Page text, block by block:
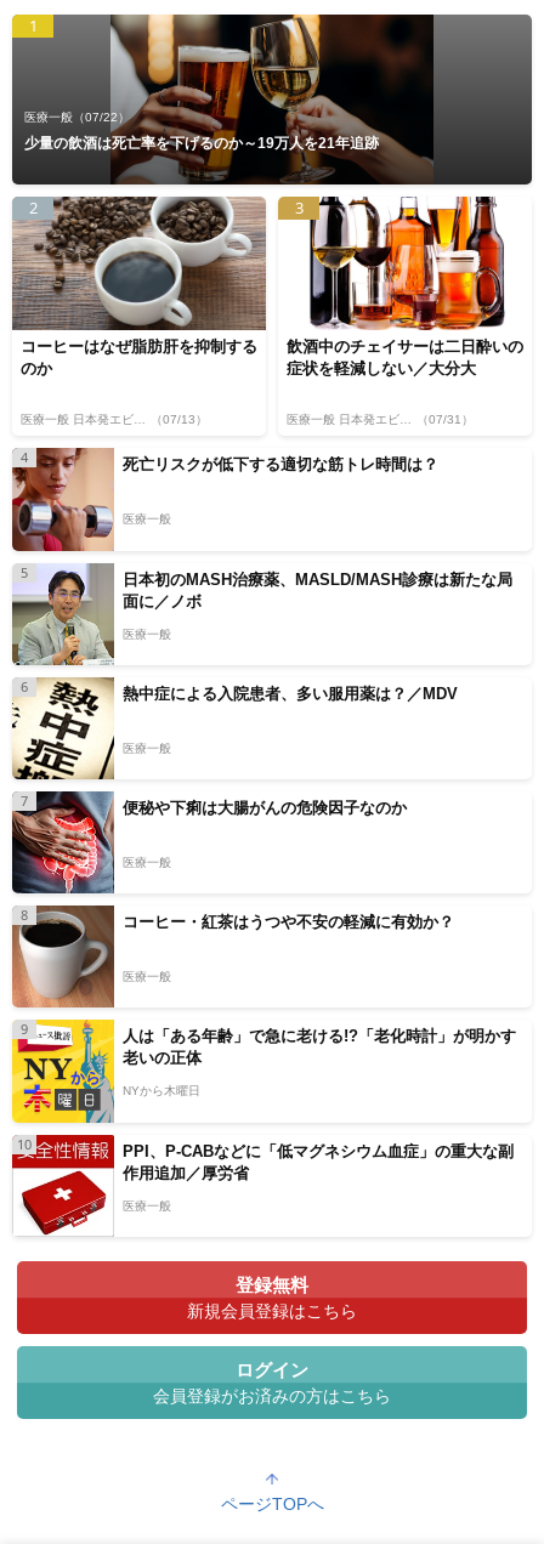
1
医療一般 （07/22）
少量の飲酒は死亡率を下げるのか～19万人を21年追跡
2
コーヒーはなぜ脂肪肝を抑制する
のか
医療一般 日本発エビデンス （07/13）
3
飲酒中のチェイサーは二日酔いの
症状を軽減しない／大分大
医療一般 日本発エビデンス （07/31）
4 死亡リスクが低下する適切な筋トレ時間は？
医療一般
5
日本初のMASH治療薬、MASLD/MASH診療は新たな局
面に／ノボ
医療一般
6 熱中症による入院患者、多い服用薬は？／MDV
医療一般
7 便秘や下痢は大腸がんの危険因子なのか
医療一般
8 コーヒー・紅茶はうつや不安の軽減に有効か？
医療一般
9
人は「ある年齢」で急に老ける!?「老化時計」が明かす
老いの正体
NYから木曜日
10
PPI、P-CABなどに「低マグネシウム血症」の重大な副
作用追加／厚労省
医療一般
登録無料
新規会員登録はこちら
ログイン
会員登録がお済みの方はこちら
ページTOPへ